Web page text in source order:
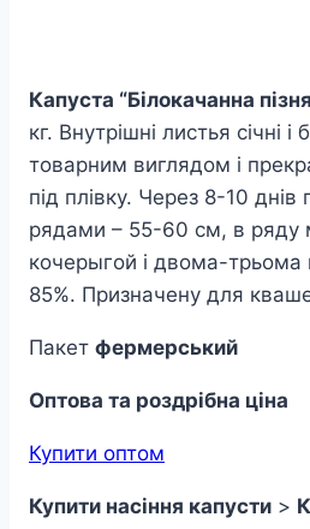
Капуста “Білокачанна
кг. Внутрішні листья
товарним виглядом і
під плівку. Через 8-10
рядами – 55-60 см, в ряду
кочерыгой і двома-трьома
85%. Призначену для
Пакет фермерський
Оптова та роздрібна ціна
Купити оптом
Купити насіння капусти >